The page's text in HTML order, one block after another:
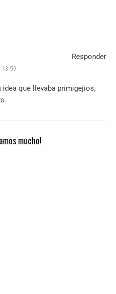
13:59
que llevaba primigejios,
Responder
mucho!